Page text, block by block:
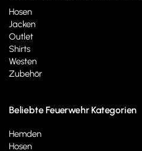
Hosen
Jacken
Outlet
Shirts
Westen
Zubehör
Beliebte Feuerwehr Kategorien
Hemden
Hosen